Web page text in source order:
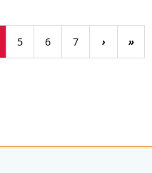
5 6 7 › »